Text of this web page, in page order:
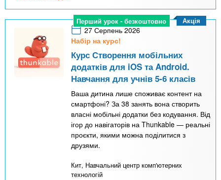
Перший урок - безкоштовно
27 Серпень 2026
Набір на курс!
Курс Створення мобільних
додатків для iOS та Android.
Навчання для учнів 5-6 класів
Ваша дитина лише споживає контент на
смартфоні? За 38 занять вона створить
власні мобільні додатки без кодування. Від
ігор до навігаторів на Thunkable — реальні
проєкти, якими можна поділитися з
друзями.
Кит, Навчальний центр комп'ютерних
технологій
Акція